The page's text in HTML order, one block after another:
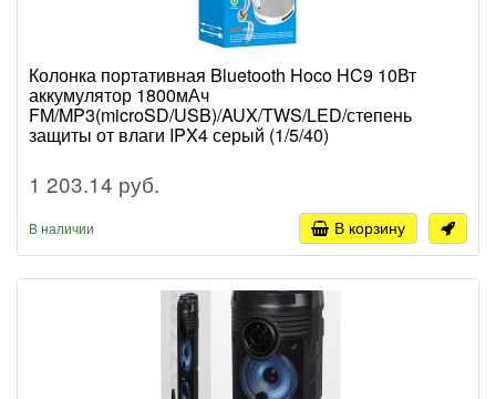
Колонка портативная Bluetooth Hoco HC9 10Вт
аккумулятор 1800мАч
FM/MP3(microSD/USB)/AUX/TWS/LED/степень
защиты от влаги IPX4 серый (1/5/40)
1 203.14 руб.
В наличии В корзину